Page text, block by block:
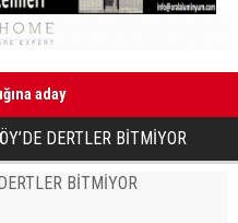
aday
İhtiyaçları
DERTLER BİTMİYOR